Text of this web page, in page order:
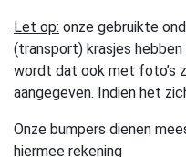
Let op: onze gebruikte
(transport) krasjes
wordt dat ook met foto’s
aangegeven. Indien het
Onze bumpers dienen
hiermee rekening